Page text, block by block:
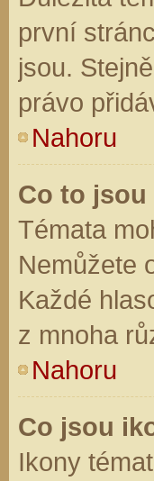
první
jsou.
právo
Nahoru
Co to jsou
Témata
Nemůžete
Každé
z mnoha
Nahoru
Co jsou
Ikony